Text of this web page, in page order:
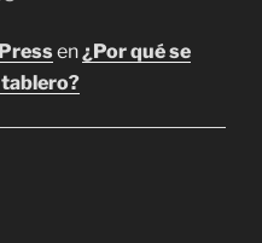
en¿Por qué se
tablero?